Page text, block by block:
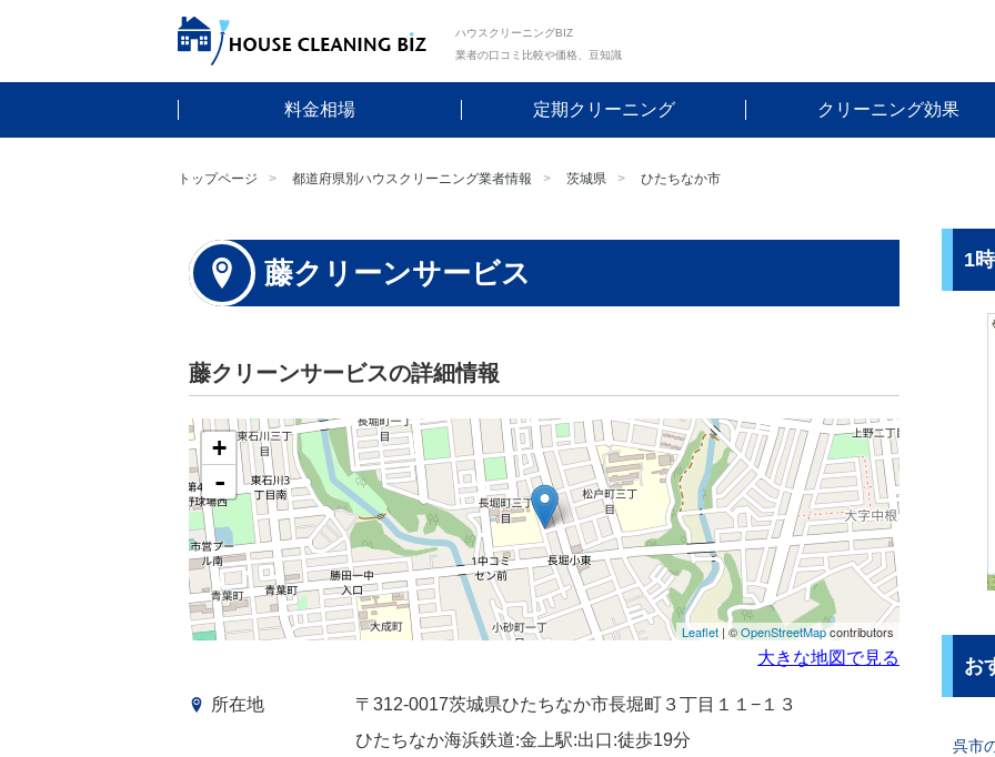
ハウスクリーニングBIZ
業者の口コミ比較や価格、豆知識
料金相場 定期クリーニング クリーニング効果
トップページ 都道府県別ハウスクリーニング業者情報 茨城県 ひたちなか市
藤クリーンサービス
藤クリーンサービスの詳細情報
+
-
Leaflet | ©OpenStreetMapcontributors
大きな地図で見る
所在地
〒312-0017茨城県ひたちなか市長堀町３丁目１１−１３
ひたちなか海浜鉄道:金上駅:出口:徒歩19分
1
お
呉市